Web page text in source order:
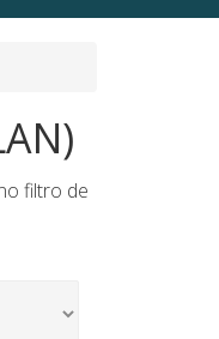
filtro de